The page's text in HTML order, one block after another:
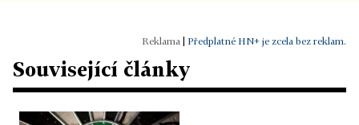
Předplatné HN+ je zcela bez reklam.
Související články